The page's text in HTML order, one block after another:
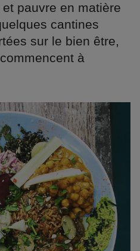
pauvre en matière
cantines
sur le bien être,
à